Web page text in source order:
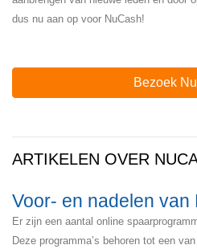
dus nu aan op voor NuCash!
Bezoek
ARTIKELEN OVER
Voor- en nadelen van
Er zijn een aantal online
Deze programma’s behoren tot een